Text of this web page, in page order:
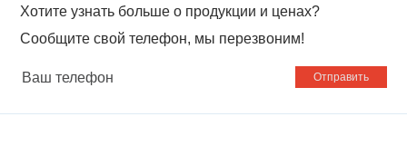
Хотите узнать больше о продукции и ценах?
Сообщите свой телефон, мы перезвоним!
Ваш